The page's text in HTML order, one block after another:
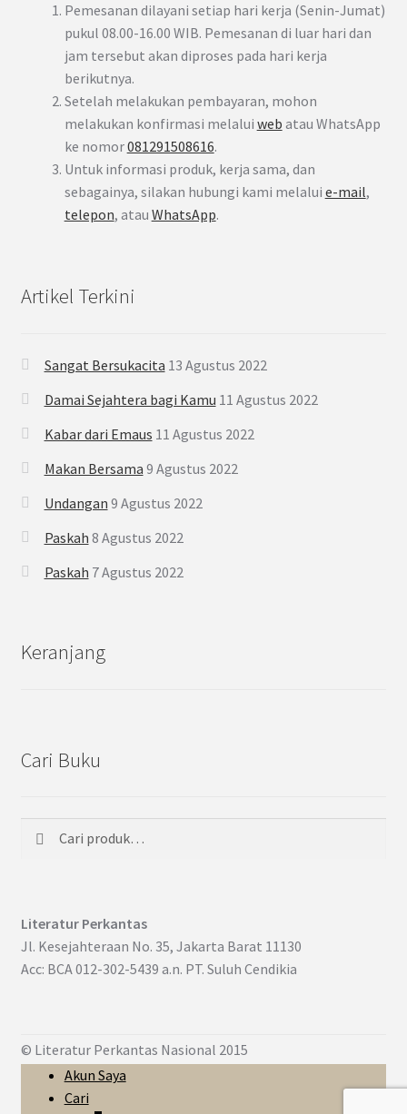
Pemesanan dilayani setiap hari kerja (Senin-Jumat)
pukul 08.00-16.00 WIB. Pemesanan di luar hari dan
jam tersebut akan diproses pada hari kerja
berikutnya.
Setelah melakukan pembayaran, mohon
melakukan konfirmasi melalui web atau WhatsApp
ke nomor081291508616.
Untuk informasi produk, kerja sama, dan
sebagainya, silakan hubungi kami melalui e-mail,
telepon, atau WhatsApp.
Artikel Terkini
Sangat Bersukacita 13 Agustus 2022
Damai Sejahtera bagi Kamu 11 Agustus 2022
Kabar dari Emaus 11 Agustus 2022
Makan Bersama 9 Agustus 2022
Undangan 9 Agustus 2022
Paskah 8 Agustus 2022
Paskah 7 Agustus 2022
Keranjang
Cari Buku
Pencarian
Literatur Perkantas
Jl. Kesejahteraan No. 35, Jakarta Barat 11130
Acc: BCA 012-302-5439 a.n. PT. Suluh Cendikia
© Literatur Perkantas Nasional 2015
Akun Saya
Cari